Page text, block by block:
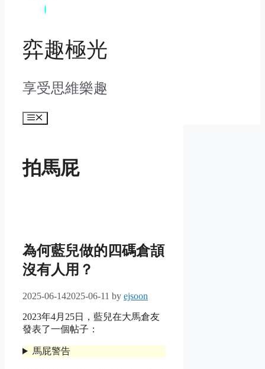
弈趣極光
享受思維樂趣
Menu
拍馬屁
為何藍兒做的四碼倉頡
沒有人用？
2025-06-142025-06-11 by ejsoon
2023年4月25日，藍兒在大馬倉友
發表了一個帖子：
馬屁警告